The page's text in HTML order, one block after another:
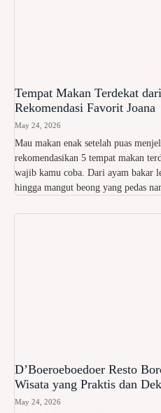
Tempat Makan Terdekat
Rekomendasi Favorit Joana
May 24, 2026
Mau makan enak setelah puas
rekomendasikan 5 tempat makan
wajib kamu coba. Dari ayam bakar
hingga mangut beong yang pedas
D’Boeroeboedoer Resto
Wisata yang Praktis dan
May 24, 2026